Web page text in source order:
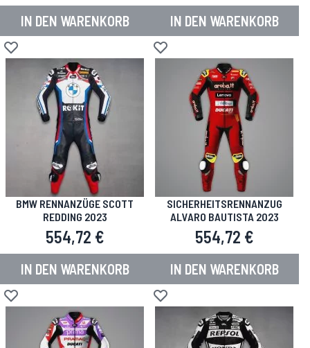
IN DEN WARENKORB
Zur Wunschliste hinzufügen
IN DEN WARENKORB
Zur Wunschliste hinzufügen
BMW RENNANZÜGE SCOTT
REDDING 2023
554,72 €
IN DEN WARENKORB
Zur Wunschliste hinzufügen
SICHERHEITSRENNANZUG
ALVARO BAUTISTA 2023
554,72 €
IN DEN WARENKORB
Zur Wunschliste hinzufügen